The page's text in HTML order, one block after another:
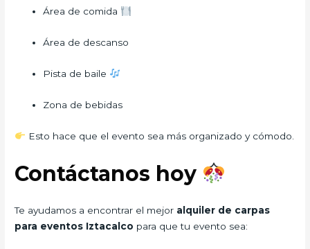
Área de comida
Área de descanso
Pista de baile
Zona de bebidas
Esto hace que el evento sea más organizado y cómodo.
Contáctanos hoy
Te ayudamos a encontrar el mejor alquiler de carpas
para eventos Iztacalco para que tu evento sea: